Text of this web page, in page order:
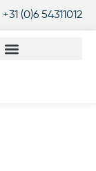
+31 (0)6 54311012